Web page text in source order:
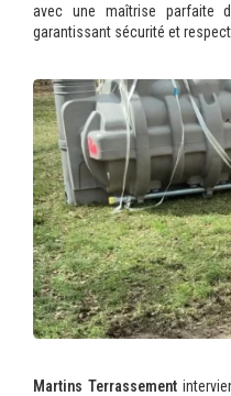
avec une maîtrise parfaite
garantissant sécurité et respect
Martins Terrassement